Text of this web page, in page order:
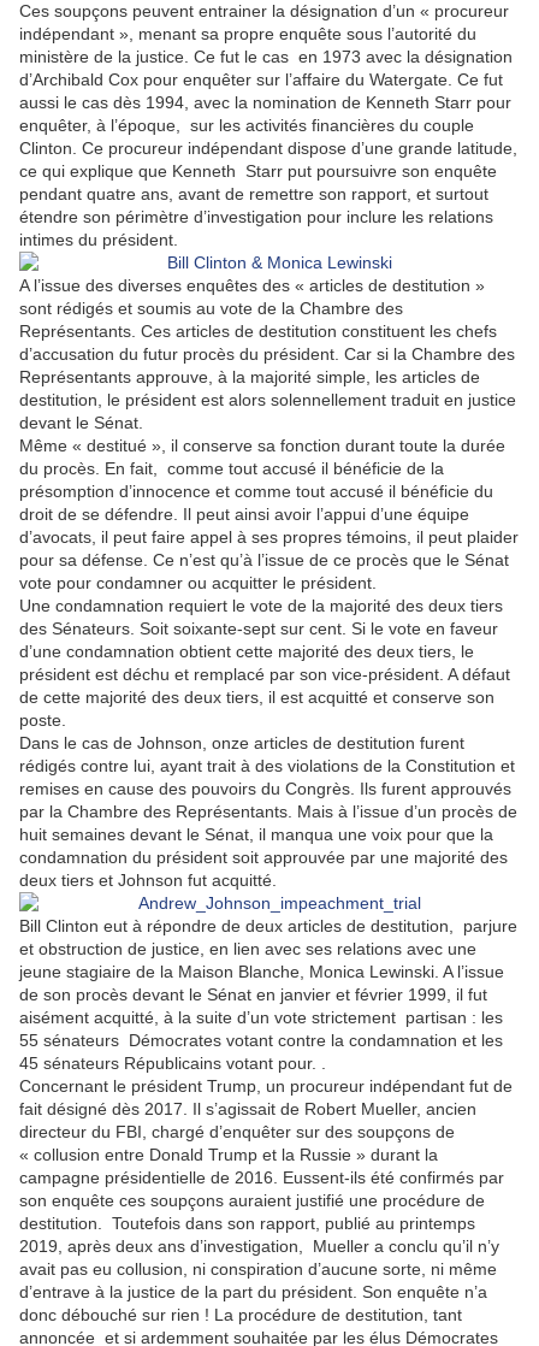
Ces soupçons peuvent entrainer la désignation d’un « procureur
indépendant », menant sa propre enquête sous l’autorité du
ministère de la justice. Ce fut le cas en 1973 avec la désignation
d’Archibald Cox pour enquêter sur l’affaire du Watergate. Ce fut
aussi le cas dès 1994, avec la nomination de Kenneth Starr pour
enquêter, à l’époque,
sur les activités financières du couple
Clinton. Ce procureur indépendant dispose d’une grande latitude,
ce qui explique que Kenneth Starr put poursuivre son enquête
pendant quatre ans, avant de remettre son rapport, et surtout
étendre son périmètre d’investigation pour inclure les relations
intimes du président.
A l’issue des diverses enquêtes des « articles de destitution »
sont rédigés et soumis au vote de la Chambre des
Représentants. Ces articles de destitution constituent les chefs
d’accusation du futur procès du président. Car si la Chambre des
Représentants approuve, à la majorité simple, les articles de
destitution, le président est alors solennellement traduit en justice
devant le Sénat.
Même « destitué », il conserve sa fonction durant toute la durée
du procès. En fait,
comme tout accusé il bénéficie de la
présomption d’innocence et comme tout accusé il bénéficie du
droit de se défendre. Il peut ainsi avoir l’appui d’une équipe
d’avocats, il peut faire appel à ses propres témoins, il peut plaider
pour sa défense. Ce n’est qu’à l’issue de ce procès que le Sénat
vote pour condamner ou acquitter le président.
Une condamnation requiert le vote de la majorité des deux tiers
des Sénateurs. Soit soixante-sept sur cent. Si le vote en faveur
d’une condamnation obtient cette majorité des deux tiers, le
président est déchu et remplacé par son vice-président. A défaut
de cette majorité des deux tiers, il est acquitté et conserve son
poste.
Dans le cas de Johnson, onze articles de destitution furent
rédigés contre lui, ayant trait à des violations de la Constitution et
remises en cause des pouvoirs du Congrès. Ils furent approuvés
par la Chambre des Représentants. Mais à l’issue d’un procès de
huit semaines devant le Sénat, il manqua une voix pour que la
condamnation du président soit approuvée par une majorité des
deux tiers et Johnson fut acquitté.
Bill Clinton eut à répondre de deux articles de destitution,
parjure
et obstruction de justice, en lien avec ses relations avec une
jeune stagiaire de la Maison Blanche, Monica Lewinski. A l’issue
de son procès devant le Sénat en janvier et février 1999, il fut
aisément acquitté, à la suite d’un vote strictement partisan : les
55 sénateurs Démocrates votant contre la condamnation et les
45 sénateurs Républicains votant pour. .
Concernant le président Trump, un procureur indépendant fut de
fait désigné dès 2017. Il s’agissait de Robert Mueller, ancien
directeur du FBI, chargé d’enquêter sur des soupçons de
« collusion entre Donald Trump et la Russie » durant la
campagne présidentielle de 2016. Eussent-ils été confirmés par
son enquête ces soupçons auraient justifié une procédure de
destitution.
Toutefois dans son rapport, publié au printemps
2019, après deux ans d’investigation,
Mueller a conclu qu’il n’y
avait pas eu collusion, ni conspiration d’aucune sorte, ni même
d’entrave à la justice de la part du président. Son enquête n’a
donc débouché sur rien ! La procédure de destitution, tant
annoncée et si ardemment souhaitée par les élus Démocrates